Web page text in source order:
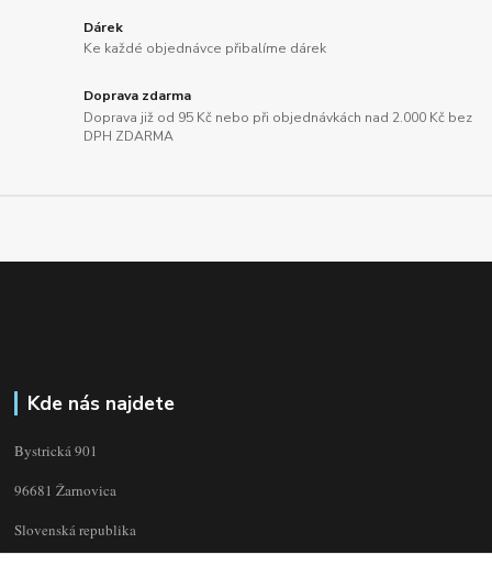
Dárek
Ke každé objednávce přibalíme dárek
Doprava zdarma
Doprava již od 95 Kč nebo při objednávkách nad 2.000 Kč bez
DPH ZDARMA
Kde nás najdete
Bystrická 901
96681 Žarnovica
Slovenská republika